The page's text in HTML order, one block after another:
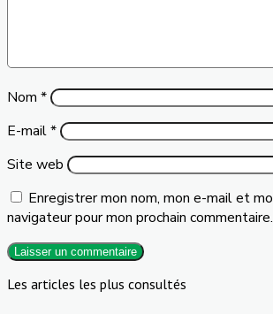
Nom *
E-mail*
Site web
Enregistrer mon nom, mon e-mail et
navigateur pour mon prochain commentaire.
Les articles les plus consultés